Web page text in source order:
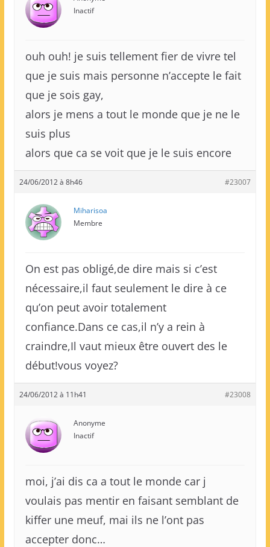
Inactif
ouh ouh! je suis tellement fier de vivre tel
que je suis mais personne n’accepte le fait
que je sois gay,
alors je mens a tout le monde que je ne le
suis plus
alors que ca se voit que je le suis encore
24/06/2012 à 8h46 #23007
Miharisoa
Membre
On est pas obligé,de dire mais si c’est
nécessaire,il faut seulement le dire à ce
qu’on peut avoir totalement
confiance.Dans ce cas,il n’y a rein à
craindre,Il vaut mieux être ouvert des le
début!vous voyez?
24/06/2012 à 11h41 #23008
Anonyme
Inactif
moi, j’ai dis ca a tout le monde car j
voulais pas mentir en faisant semblant de
kiffer une meuf, mai ils ne l’ont pas
accepter donc…